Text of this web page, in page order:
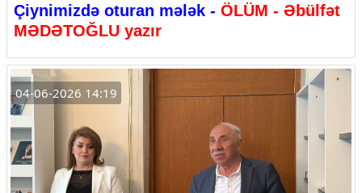
Çiynimizdə oturan mələk - ÖLÜM - Əbülfət
MƏDƏTOĞLU yazır
04-06-2026 14:19